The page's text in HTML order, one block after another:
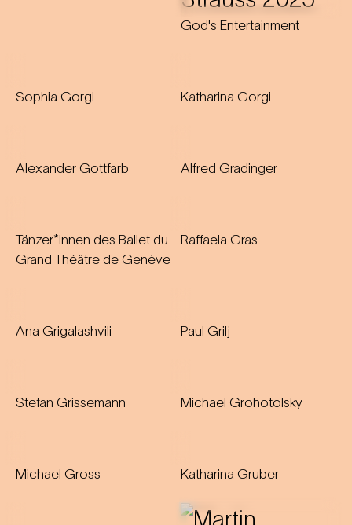
God's Entertainment
Sophia Gorgi Katharina Gorgi
Alexander Gottfarb Alfred Gradinger
Tänzer*innen des Ballet du
Grand Théâtre de Genève
Raffaela Gras
Ana Grigalashvili Paul Grilj
Stefan Grissemann Michael Grohotolsky
Michael Gross Katharina Gruber